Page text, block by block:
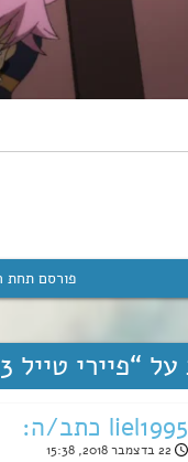
פורסם תחת
פיירי טייל 3 פרק 11!
liel1995 כתב/ה:
22 בדצמבר 2018, 15:38